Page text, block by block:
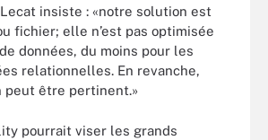
insiste : «notre solution est
fichier; elle n’est pas optimisée
données, du moins pour les
relationnelles. En revanche,
peut être pertinent.»
pourrait viser les grands